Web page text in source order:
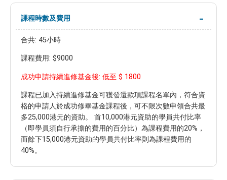
課程時數及費用
合共: 45小時
課程費用: $9000
成功申請持續進修基金後: 低至 $ 1800
課程已加入持續進修基金可獲發還款項課程名單內，符合資
格的申請人於成功修畢基金課程後，可不限次數申領合共最
多25,000港元的資助。 首10,000港元資助的學員共付比率
（即學員須自行承擔的費用的百分比）為課程費用的20%，
而餘下15,000港元資助的學員共付比率則為課程費用的
40%。